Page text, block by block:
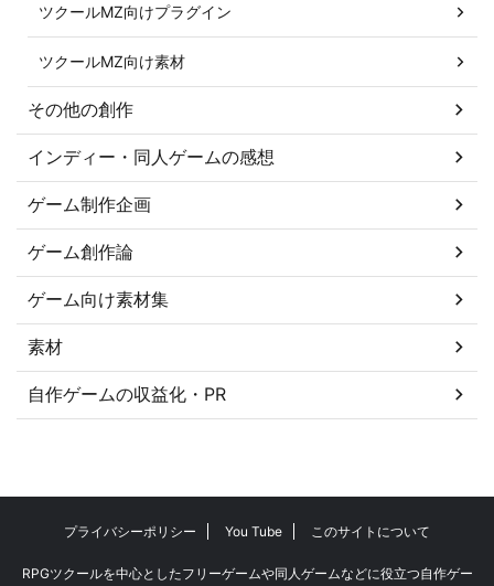
ツクールMZ向けプラグイン
ツクールMZ向け素材
その他の創作
インディー・同人ゲームの感想
ゲーム制作企画
ゲーム創作論
ゲーム向け素材集
素材
自作ゲームの収益化・PR
プライバシーポリシー You Tube このサイトについて
RPGツクールを中心としたフリーゲームや同人ゲームなどに役立つ自作ゲー